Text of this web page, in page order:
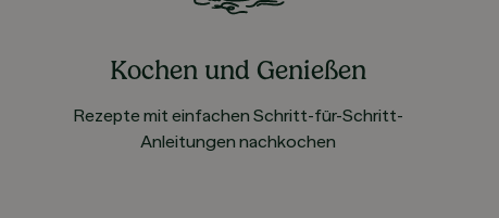
Kochen und Genießen
Rezepte mit einfachen Schritt-für-Schritt-
Anleitungen nachkochen